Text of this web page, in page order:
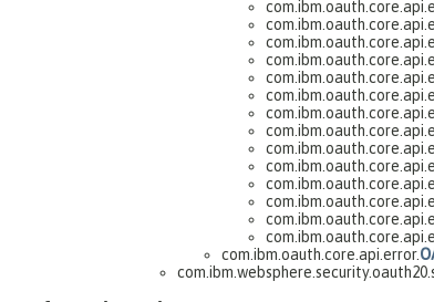
com.ibm.oauth.core.api.error.